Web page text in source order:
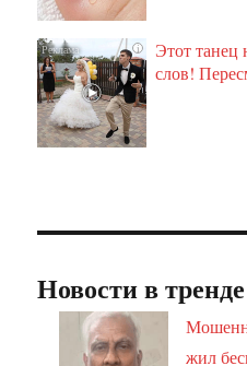
i
Этот танец
слов!
Новости в тренде
жил